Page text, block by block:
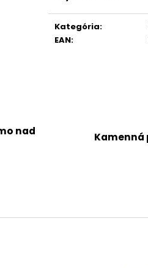
cena:
Kategória:
EAN:
nad
Kamenná